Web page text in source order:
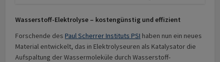
Wasserstoff-Elektrolyse – kostengünstig und effizient
Forschende desPaul Scherrer Instituts PSI haben nun ein neues
Material entwickelt, das in Elektrolyseuren als Katalysator die
Aufspaltung der Wassermoleküle durch Wasserstoff-